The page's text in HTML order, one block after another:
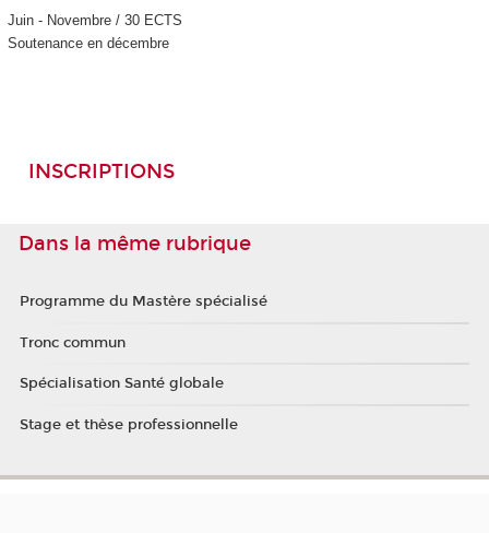
Juin - Novembre / 30 ECTS
Soutenance en décembre
INSCRIPTIONS
Dans la même rubrique
Programme du Mastère spécialisé
Tronc commun
Spécialisation Santé globale
Stage et thèse professionnelle